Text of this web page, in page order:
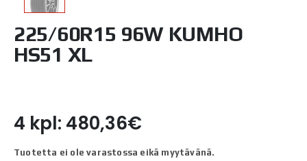
225/60R15 96W KUMHO
HS51 XL
4 kpl: 480,36€
Tuotetta ei ole varastossa eikä myytävänä.